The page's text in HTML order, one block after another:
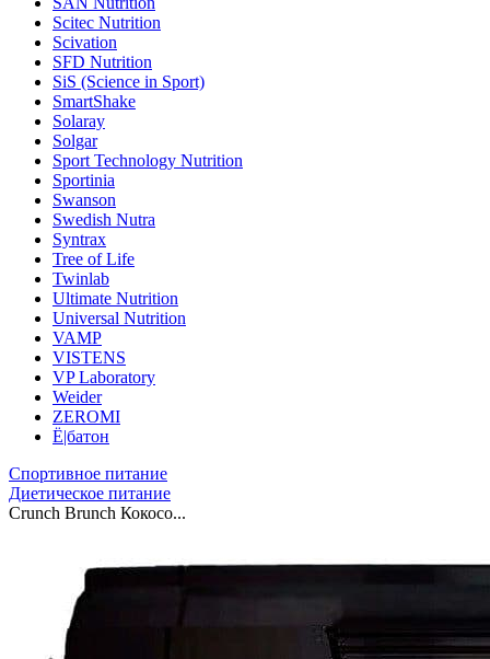
Scitec Nutrition
Scivation
SFD Nutrition
SiS (Science in Sport)
SmartShake
Solaray
Solgar
Sport Technology Nutrition
Sportinia
Swanson
Swedish Nutra
Syntrax
Tree of Life
Twinlab
Ultimate Nutrition
Universal Nutrition
VAMP
VISTENS
VP Laboratory
Weider
ZEROMI
Ё|батон
Спортивное питание
Диетическое питание
Crunch Brunch Кокосо...